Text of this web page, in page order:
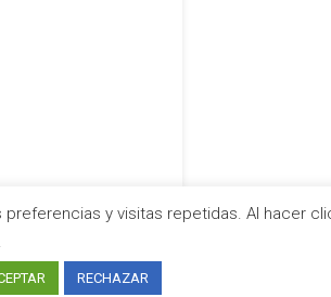
y visitas repetidas. Al hacer
RECHAZAR